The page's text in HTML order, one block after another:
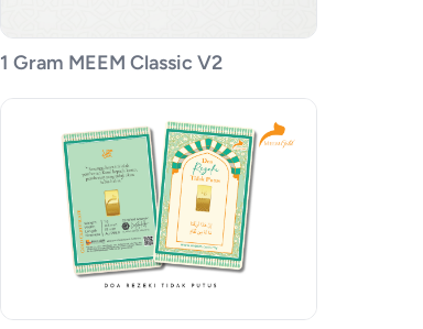
1 Gram MEEM Classic V2